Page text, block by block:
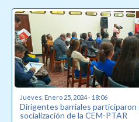
Jueves, Enero 25, 2024 - 18:06
Dirigentes barriales participaron
socialización de la CEM-PTAR